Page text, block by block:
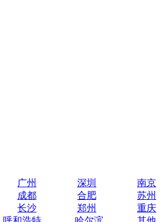
广州 深圳
南京
成都 合肥
苏州
长沙 郑州
重庆